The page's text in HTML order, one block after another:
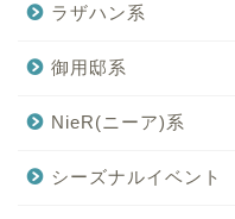
ラザハン系
御用邸系
NieR(ニーア)系
シーズナルイベント